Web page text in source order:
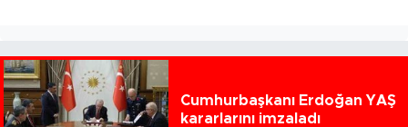
Cumhurbaşkanı Erdoğan YAŞ
kararlarını imzaladı